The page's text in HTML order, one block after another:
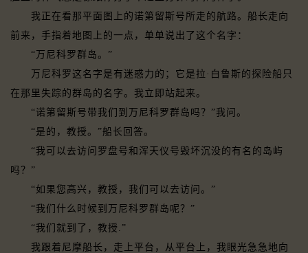
我正在看那平面图上的诺第留斯号所走的航路。船长走向
前来，手指着地图上的一点，单单说出了这个名字：
“万尼科罗群岛。”
万尼科罗这名字是有迷惑力的；它是拉·白鲁斯的探险船只
在那里失踪的群岛的名字。我立即站起来。
“诺第留斯号带我们到万尼科罗群岛吗？”我问。
“是的，教授。”船长回答。
“我可以去访问罗盘号和浑天仪号毁坏沉没的有名的岛屿
吗？”
“如果您高兴，教授，我们可以去访问。”
“我们什么时候到万尼科罗群岛呢？”
“我们就到了，教授.”
我跟着尼摩船长，走上平台，从平台上，我眼光急急地向